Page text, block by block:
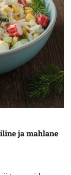
ja mahlane